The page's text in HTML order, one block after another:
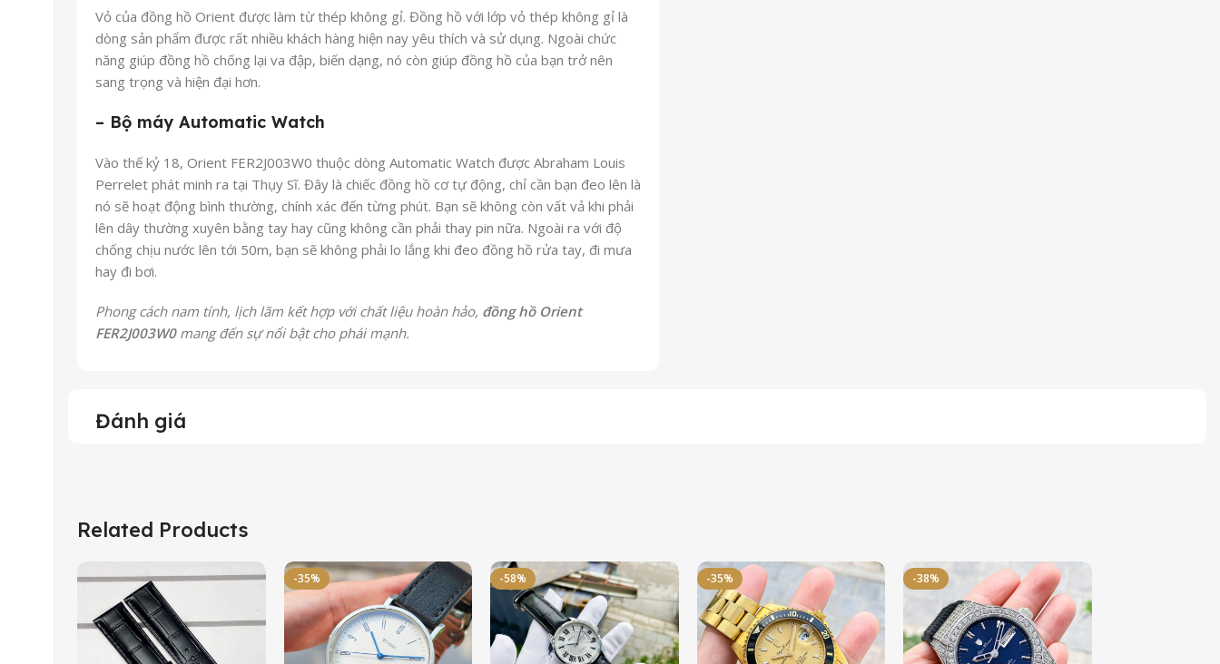
Vỏ của đồng hồ Orient được làm từ thép không gỉ. Đồng hồ với lớp vỏ thép không gỉ là
dòng sản phẩm được rất nhiều khách hàng hiện nay yêu thích và sử dụng. Ngoài chức
năng giúp đồng hồ chống lại va đập, biến dạng, nó còn giúp đồng hồ của bạn trở nên
sang trọng và hiện đại hơn.
– Bộ máy Automatic Watch
Vào thế kỷ 18, Orient FER2J003W0 thuộc dòng Automatic Watch được Abraham Louis
Perrelet phát minh ra tại Thụy Sĩ. Đây là chiếc đồng hồ cơ tự động, chỉ cần bạn đeo lên là
nó sẽ hoạt động bình thường, chính xác đến từng phút. Bạn sẽ không còn vất vả khi phải
lên dây thường xuyên bằng tay hay cũng không cần phải thay pin nữa. Ngoài ra với độ
chống chịu nước lên tới 50m, bạn sẽ không phải lo lắng khi đeo đồng hồ rửa tay, đi mưa
hay đi bơi.
Phong cách nam tính, lịch lãm kết hợp với chất liệu hoàn hảo, đồng hồ Orient
FER2J003W0mang đến sự nổi bật cho phái mạnh.
Đánh giá
Related Products
-35% -58% -35% -38%